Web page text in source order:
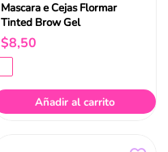
Mascara e Cejas Flormar
Tinted Brow Gel
$8,50
Añadir al carrito